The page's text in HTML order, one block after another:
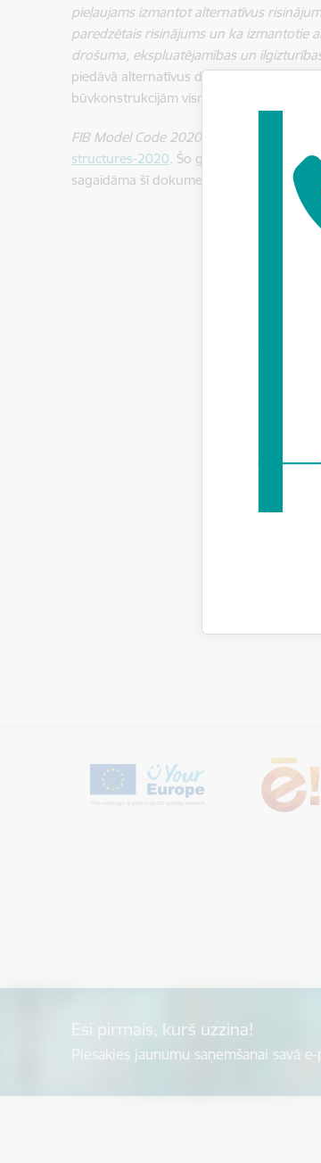
pieļaujams izmantot alternatīvus
paredzētais risinājums un ka izmantotie
drošuma, ekspluatējamības un
piedāvā alternatīvus dzelzsbetona
būvkonstrukcijām vismaz tādu pašu
FIB Model Code 2020FIB mājas lapā:
structures-2020. Šo grāmatu ir diemžēl
sagaidāma šī dokumenta nekontrolēta
Esi pirmais, kurš uzzina!
Piesakies jaunumu saņemšanai savā e-